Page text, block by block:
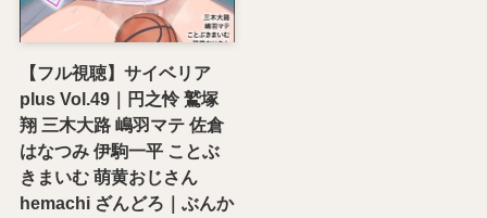
【フル視聴】サイベリア
plus Vol.49｜円之怜 鷲塚
翔 三木大路 嶋羽マテ 佐倉
はなつみ 伊駒一平 ことぶ
きまいむ 萌黄おじさん
hemachi ざんどろ｜ぶんか